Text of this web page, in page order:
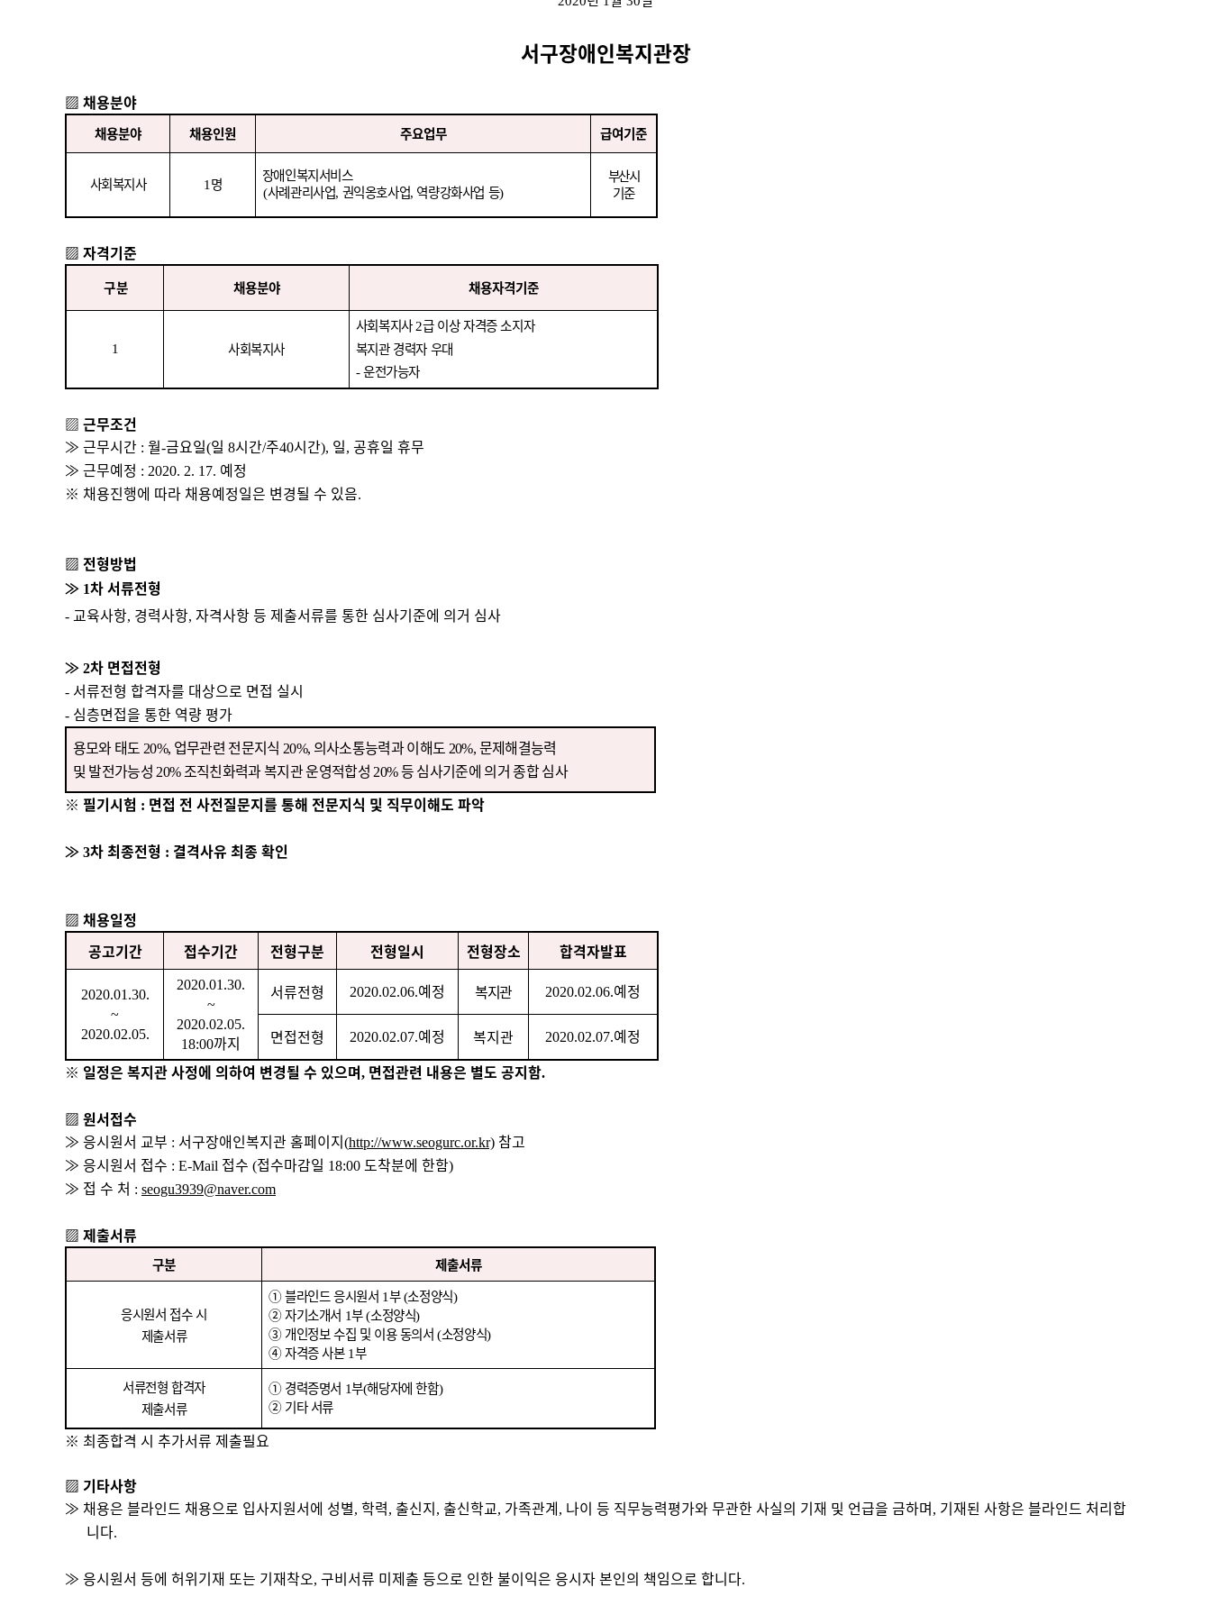
서구장애인복지관장
▨ 채용분야
채용분야 채용인원 주요업무 급여기준
사회복지사 1 명 장애인복지서비스
(사례관리사업, 권익옹호사업, 역량강화사업 등)
부산시
기준
▨ 자격기준
구 분 채용분야 채용자격기준
1 사회복지사
사회복지사2급 이상 자격증 소지자
복지관 경력자 우대
-운전가능자
▨ 근무조건
≫ 근무시간 : 월-금요일(일 8시간/주40시간), 일, 공휴일 휴무
≫ 근무예정 : 2020. 2. 17. 예정
※ 채용진행에 따라 채용예정일은 변경될 수 있음.
▨ 전형방법
≫ 1차 서류전형
- 교육사항, 경력사항, 자격사항 등 제출서류를 통한 심사기준에 의거 심사
≫ 2차 면접전형
- 서류전형 합격자를 대상으로 면접 실시
- 심층면접을 통한 역량 평가
용모와 태도 20%, 업무관련 전문지식 20%, 의사소통능력과 이해도 20%, 문제해결능력
및 발전가능성 20% 조직친화력과 복지관 운영적합성 20%등 심사기준에 의거 종합 심사
※ 필기시험 : 면접 전 사전질문지를 통해 전문지식 및 직무이해도 파악
≫ 3차 최종전형 : 결격사유 최종 확인
▨ 채용일정
공고기간
접수기간 전형구분 전형일시 전형장소 합격자발표
2020.01.30.
~
2020.02.05.
2020.01.30.
~
2020.02.05.
18:00까지
서류전형 2020.02.06.예정 복지관 2020.02.06.예정
면접전형 2020.02.07.예정 복지관 2020.02.07.예정
※ 일정은 복지관 사정에 의하여 변경될 수 있으며, 면접관련 내용은 별도 공지함.
▨ 원서접수
≫ 응시원서 교부 : 서구장애인복지관 홈페이지(http://www.seogurc.or.kr) 참고
≫ 응시원서 접수 : E-Mail 접수 (접수마감일 18:00 도착분에 한함)
≫ 접 수 처 : seogu3939@naver.com
▨ 제출서류
구분 제출서류
응시원서 접수 시
제출서류
①블라인드 응시원서 1부(소정양식)
②자기소개서 1부(소정양식)
③개인정보 수집 및 이용 동의서(소정양식)
④자격증 사본 1부
서류전형 합격자
제출서류
①경력증명서 1부(해당자에 한함)
②기타 서류
※ 최종합격 시 추가서류 제출필요
▨ 기타사항
≫ 채용은 블라인드 채용으로 입사지원서에 성별, 학력, 출신지, 출신학교, 가족관계, 나이 등 직무능력평가와 무관한 사실의 기재 및 언급을 금하며, 기재된 사항은 블라인드 처리합
니다.
≫ 응시원서 등에 허위기재 또는 기재착오, 구비서류 미제출 등으로 인한 불이익은 응시자 본인의 책임으로 합니다.